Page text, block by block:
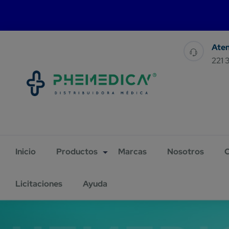
For
221
Inicio Productos Marcas Nosotros
Licitaciones Ayuda